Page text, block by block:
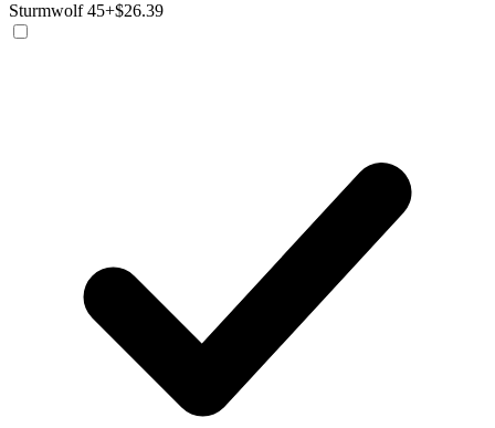
Sturmwolf 45+$26.39